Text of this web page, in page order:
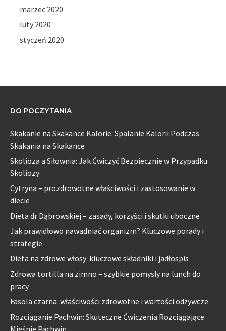
marzec 2020
luty 2020
styczeń 2020
DO POCZYTANIA
Skakanie na Skakance Kalorie: Spalanie Kalorii Podczas
Skakania na Skakance
Skolioza a Siłownia: Jak Ćwiczyć Bezpiecznie w Przypadku
Skoliozy
Cytryna – prozdrowotne właściwości i zastosowanie w
diecie
Dieta dr Dąbrowskiej – zasady, korzyści i skutki uboczne
Jak prawidłowo nawadniać organizm? Kluczowe porady i
strategie
Dieta na zdrowe włosy: kluczowe składniki i jadłospis
Zdrowa tortilla na zimno – szybkie pomysły na lunch do
pracy
Fasola czarna: właściwości zdrowotne i wartości odżywcze
Rozciąganie Pachwin: Skuteczne Ćwiczenia Rozciągające
Mięśnie Pachwin